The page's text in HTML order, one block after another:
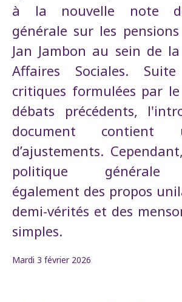
à la nouvelle note
générale sur les
Jan Jambon au sein de
Affaires Sociales.
critiques formulées par
débats précédents,
document contient
d’ajustements.
politique générale
également des propos
demi-vérités et des
simples.
Mardi 3 février 2026